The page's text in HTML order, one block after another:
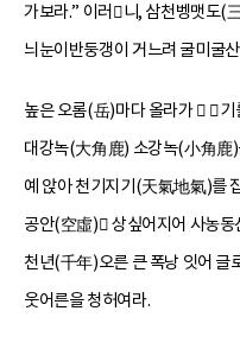
가보라.” 이러니, 삼천벵맷도(
늬눈이반둥갱이 거느려 굴미굴
높은 오롬(岳)마다 올라가  
대강녹(大角鹿) 소강녹(小角鹿
예 앉아 천기지기(天氣地氣)를
공안(空虛) 상싶어지어 사농동
천년(千年)오른 큰 폭낭 잇어 글
웃어른을 청허여라.